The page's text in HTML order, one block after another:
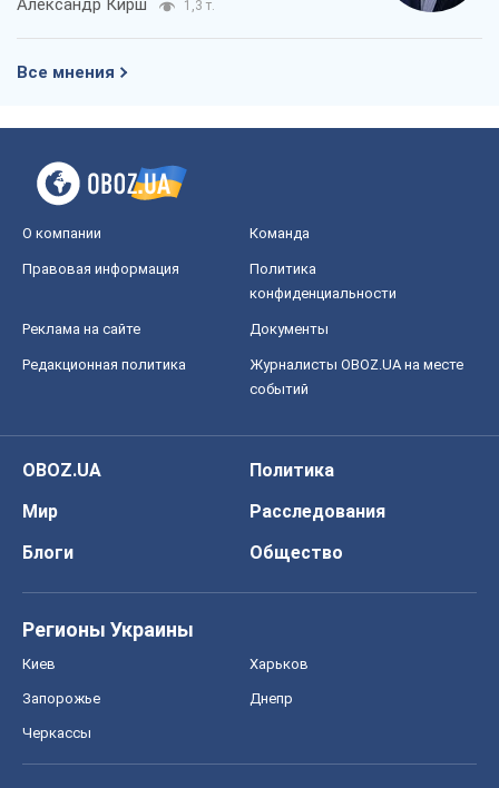
Александр Кирш 1,3 т.
Все мнения
О компании Команда
Правовая информация
Политика
конфиденциальности
Реклама на сайте Документы
Редакционная политика
Журналисты OBOZ.UA на месте
событий
OBOZ.UA
Политика
Мир
Расследования
Блоги
Общество
Регионы Украины
Киев Харьков
Запорожье Днепр
Черкассы